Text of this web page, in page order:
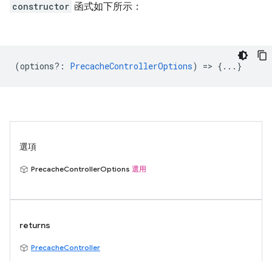
constructor 函式如下所示：
(options? : PrecacheControllerOptions) => {...}
選項
PrecacheControllerOptions 選用
returns
PrecacheController